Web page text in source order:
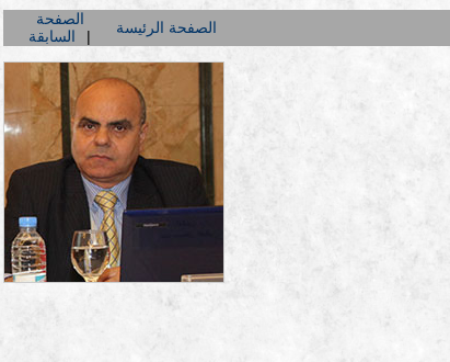
الصفحة
السابقة
الصفحة الرئيسة